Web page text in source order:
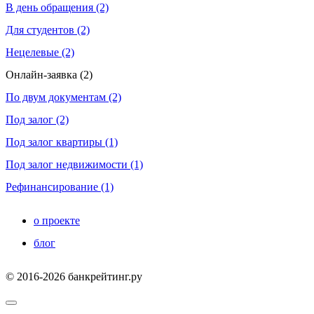
В день обращения (2)
Для студентов (2)
Нецелевые (2)
Онлайн-заявка (2)
По двум документам (2)
Под залог (2)
Под залог квартиры (1)
Под залог недвижимости (1)
Рефинансирование (1)
о проекте
блог
© 2016-2026 банкрейтинг.ру